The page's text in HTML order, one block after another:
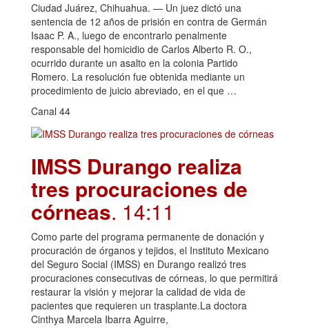
Ciudad Juárez, Chihuahua. — Un juez dictó una
sentencia de 12 años de prisión en contra de Germán
Isaac P. A., luego de encontrarlo penalmente
responsable del homicidio de Carlos Alberto R. O.,
ocurrido durante un asalto en la colonia Partido
Romero. La resolución fue obtenida mediante un
procedimiento de juicio abreviado, en el que …
Canal 44
IMSS Durango realiza
tres procuraciones de
córneas. 14:11
Como parte del programa permanente de donación y
procuración de órganos y tejidos, el Instituto Mexicano
del Seguro Social (IMSS) en Durango realizó tres
procuraciones consecutivas de córneas, lo que permitirá
restaurar la visión y mejorar la calidad de vida de
pacientes que requieren un trasplante.La doctora
Cinthya Marcela Ibarra Aguirre,